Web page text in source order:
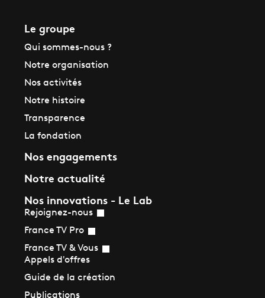
Le groupe
Qui sommes-nous ?
Notre organisation
Nos activités
Notre histoire
Transparence
La fondation
Nos engagements
Notre actualité
Nos innovations - Le Lab
Rejoignez-nous
France TV Pro
France TV & Vous
Appels d'offres
Guide de la création
Publications